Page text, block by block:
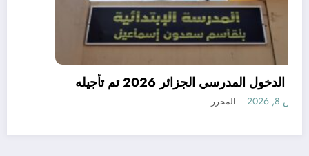
رسميا الدخول المدرسي الجزائر 2026 تم تأجيله
أغسطس 8, 2026